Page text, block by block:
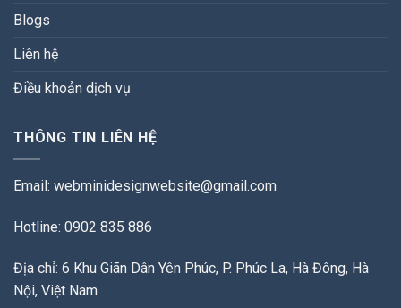
Blogs
Liên hệ
Điều khoản dịch vụ
THÔNG TIN LIÊN HỆ
Email: webminidesignwebsite@gmail.com
Hotline: 0902 835 886
Địa chỉ: 6 Khu Giãn Dân Yên Phúc, P. Phúc La, Hà Đông, Hà
Nội, Việt Nam